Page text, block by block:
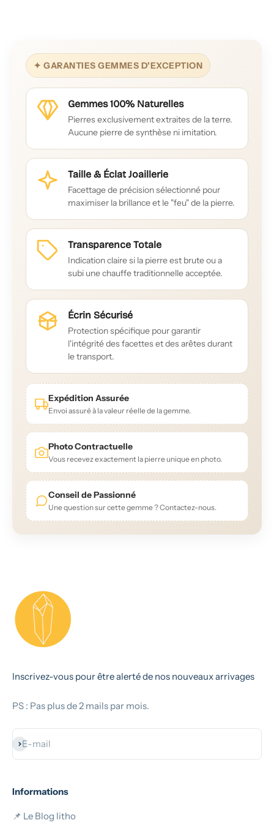
✦ GARANTIES GEMMES D'EXCEPTION
Gemmes 100% Naturelles
Pierres exclusivement extraites de la terre.
Aucune pierre de synthèse ni imitation.
Taille & Éclat Joaillerie
Facettage de précision sélectionné pour
maximiser la brillance et le "feu" de la pierre.
Transparence Totale
Indication claire si la pierre est brute ou a
subi une chauffe traditionnelle acceptée.
Écrin Sécurisé
Protection spécifique pour garantir
l'intégrité des facettes et des arêtes durant
le transport.
Expédition Assurée
Envoi assuré à la valeur réelle de la gemme.
Photo Contractuelle
Vous recevez exactement la pierre unique en photo.
Conseil de Passionné
Une question sur cette gemme ? Contactez-nous.
Inscrivez-vous pour être alerté de nos nouveaux arrivages
PS : Pas plus de 2 mails par mois.
E-mail
S'inscrire
Informations
📌 Le Blog litho